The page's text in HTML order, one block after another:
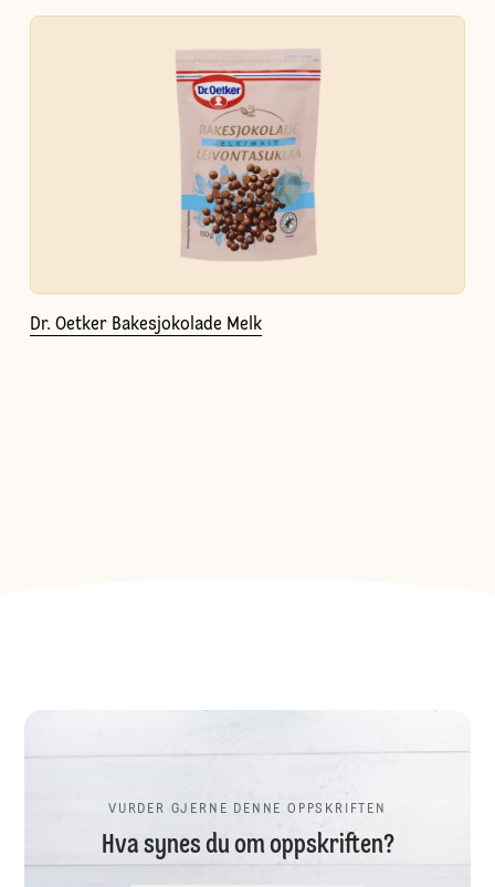
Dr. Oetker Bakesjokolade Melk
VURDER GJERNE DENNE OPPSKRIFTEN
Hva synes du om oppskriften?